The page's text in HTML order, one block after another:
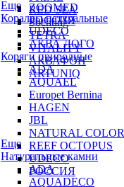
RED SEA
Sochting
TETRA
VITALITY
АКВАФОН
ARTUNIQ
ZOOMED
РОССИЯ
Еще
Кораллы натуральные
UDECO
АКВА ЛОГО
Коряги природные
ADA
AQUAEL
Europet Bernina
HAGEN
JBL
NATURAL COLOR
REEF OCTOPUS
UDECO
РОССИЯ
Еще
Натуральные камни
ADA
AQUADECO